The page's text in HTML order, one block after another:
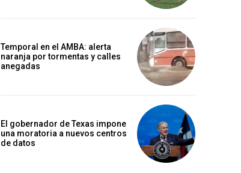
Temporal en el AMBA: alerta
naranja por tormentas y calles
anegadas
El gobernador de Texas impone
una moratoria a nuevos centros
de datos